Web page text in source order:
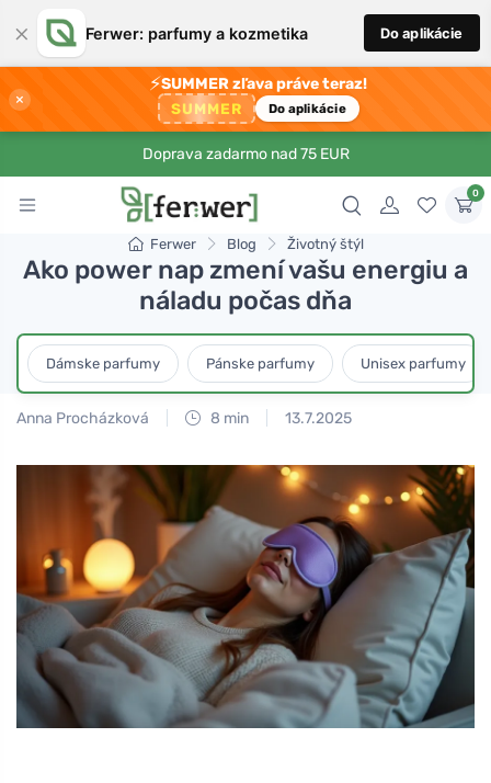
× Ferwer: parfumy a kozmetika Do aplikácie
×
⚡SUMMER zľava práve teraz!
SUMMER Do aplikácie
Doprava zadarmo nad 75 EUR
0
Ferwer Blog Životný štýl
Ako power nap zmení vašu energiu a
náladu počas dňa
Dámske parfumy Pánske parfumy Unisex parfumy
Anna Procházková 8 min 13.7.2025